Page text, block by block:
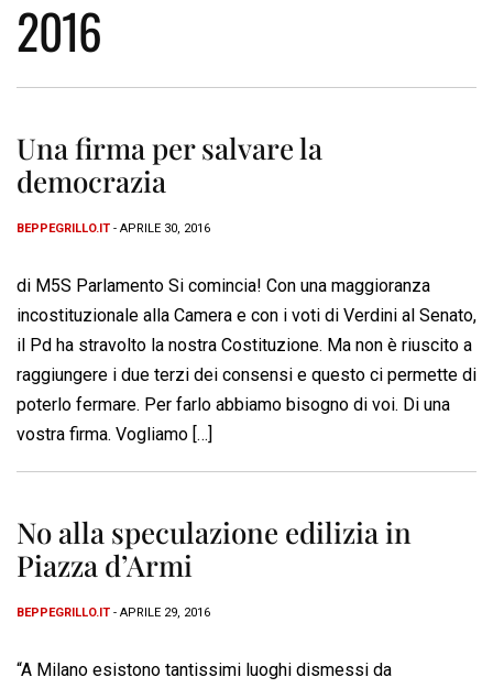
2016
Una firma per salvare la
democrazia
BEPPEGRILLO.IT - APRILE 30, 2016
di M5S Parlamento Si comincia! Con una maggioranza
incostituzionale alla Camera e con i voti di Verdini al Senato,
il Pd ha stravolto la nostra Costituzione. Ma non è riuscito a
raggiungere i due terzi dei consensi e questo ci permette di
poterlo fermare. Per farlo abbiamo bisogno di voi. Di una
vostra firma. Vogliamo […]
No alla speculazione edilizia in
Piazza d’Armi
BEPPEGRILLO.IT - APRILE 29, 2016
“A Milano esistono tantissimi luoghi dismessi da